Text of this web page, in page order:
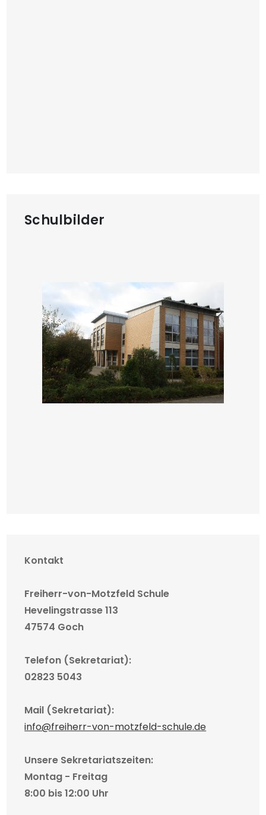
Schulbilder
Kontakt
Freiherr-von-Motzfeld Schule
Hevelingstrasse 113
47574 Goch
Telefon (Sekretariat):
02823 5043
Mail (Sekretariat):
info@freiherr-von-motzfeld-schule.de
Unsere Sekretariatszeiten:
Montag - Freitag
8:00 bis 12:00 Uhr